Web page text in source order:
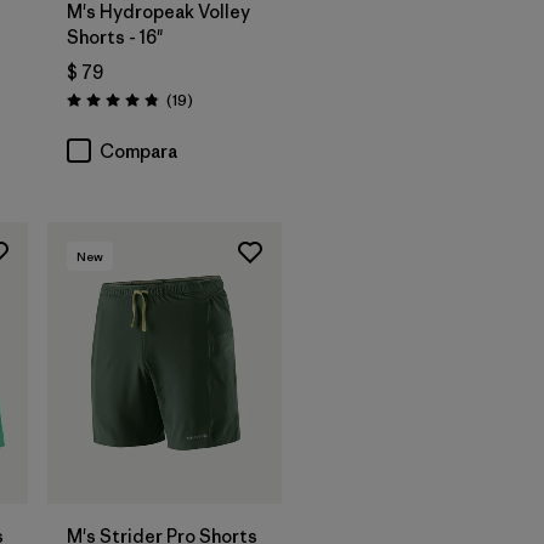
M's Hydropeak Volley
Shorts - 16"
$ 79
Valoración: 4.8 / 5
(19Comentarios
)
Compara
New
M's Strider Pro Shorts